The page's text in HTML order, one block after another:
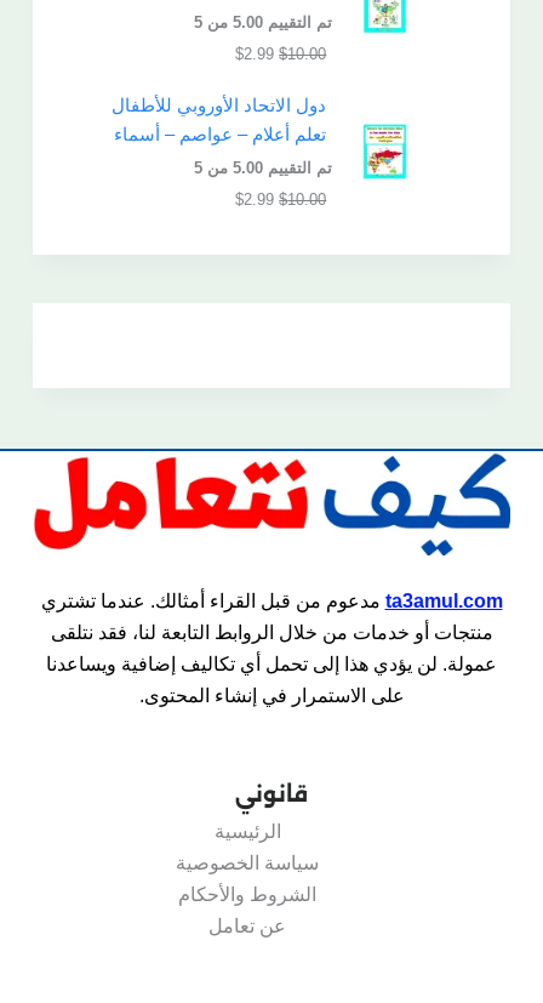
تم التقييم 5.00من 5
$10.00
$2.99
دول الاتحاد الأوروبي للأطفال
تعلم أعلام – عواصم – أسماء
تم التقييم 5.00من 5
$10.00
$2.99
ta3amul.com مدعوم من قبل القراء أمثالك. عندما تشتري
منتجات أو خدمات من خلال الروابط التابعة لنا، فقد نتلقى
عمولة. لن يؤدي هذا إلى تحمل أي تكاليف إضافية ويساعدنا
على الاستمرار في إنشاء المحتوى.
قانوني
الرئيسية
سياسة الخصوصية
الشروط والأحكام
عن تعامل